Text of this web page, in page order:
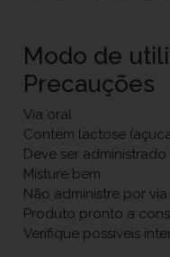
Modo de
Precauções
Via oral
Contém lactose
Deve ser
Misture bem
Não administre por
Produto pronto a
Verifique possíveis